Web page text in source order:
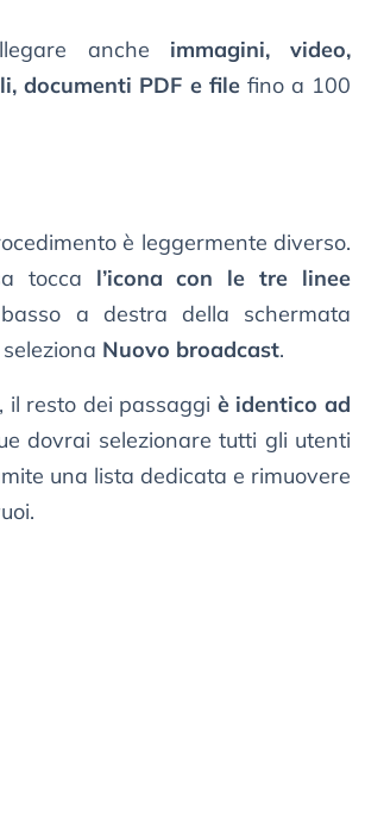
anche immagini, video,
documenti PDF e filefino a 100
è leggermente diverso.
tocca l’icona con le tre linee
a destra della schermata
Nuovo broadcast.
il resto dei passaggi è identico ad
dovrai selezionare tutti gli utenti
una lista dedicata e rimuovere